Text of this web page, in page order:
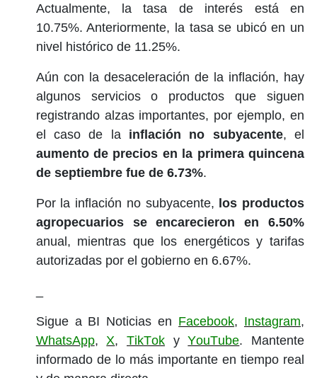
Actualmente, la tasa de interés está en
10.75%. Anteriormente, la tasa se ubicó en un
nivel histórico de 11.25%.
Aún con la desaceleración de la inflación, hay
algunos servicios o productos que siguen
registrando alzas importantes, por ejemplo, en
el caso de la inflación no subyacente, el
aumento de precios en la primera quincena
de septiembre fue de 6.73%.
Por la inflación no subyacente, los productos
agropecuarios
se encarecieron en 6.50%
anual, mientras que los energéticos y tarifas
autorizadas por el gobierno en 6.67%.
Sigue a BI Noticias en Facebook, Instagram,
WhatsApp, X, TikTok yYouTube. Mantente
informado de lo más importante en tiempo real